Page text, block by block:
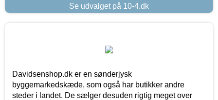
Se udvalget på 10-4.dk
Davidsenshop.dk er en sønderjysk
byggemarkedskæde, som også har butikker andre
steder i landet. De sælger desuden rigtig meget over